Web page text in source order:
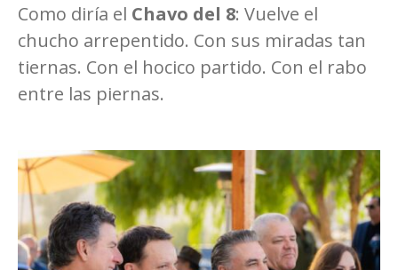
Como diría el Chavo del 8: Vuelve el
chucho arrepentido. Con sus miradas tan
tiernas. Con el hocico partido. Con el rabo
entre las piernas.